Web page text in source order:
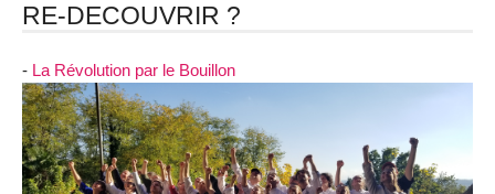
RE-DECOUVRIR ?
- La Révolution par le Bouillon